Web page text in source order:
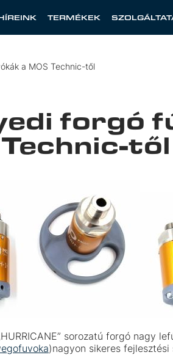
TERMÉKEK
a MOS Technic-től
forgó
től
sorozatú forgó nagy
)nagyon sikeres fejlesztési